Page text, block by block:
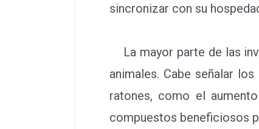
sincronizar con su
La mayor parte de las
animales. Cabe señalar
ratones, como el
compuestos beneficiosos